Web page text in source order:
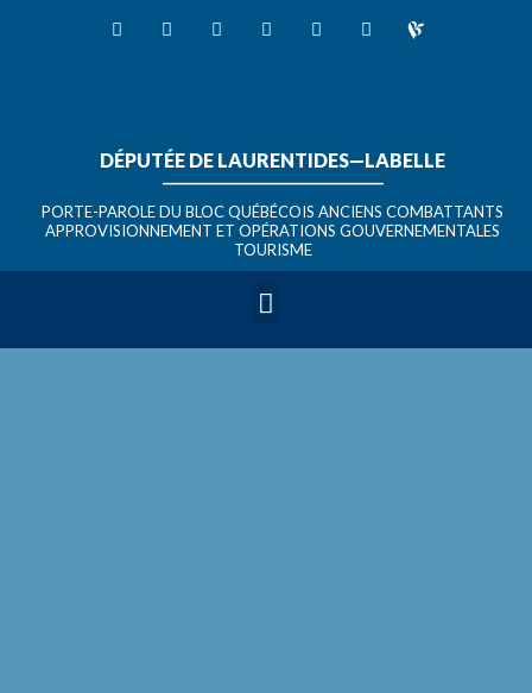
DÉPUTÉE DE LAURENTIDES—LABELLE
_______________________________
PORTE-PAROLE DU BLOC QUÉBÉCOIS ANCIENS COMBATTANTS
APPROVISIONNEMENT ET OPÉRATIONS GOUVERNEMENTALES
TOURISME